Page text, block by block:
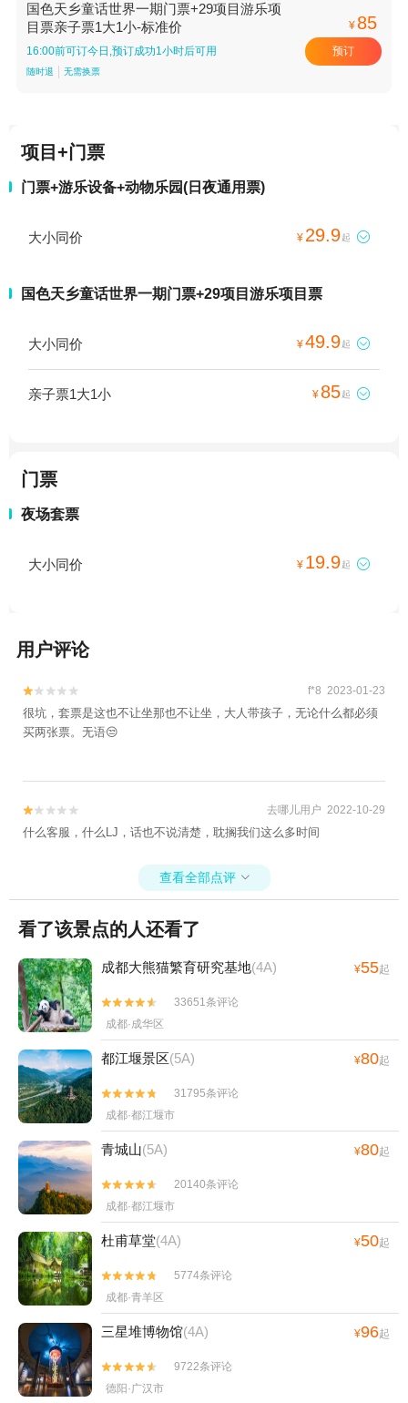
国色天乡童话世界一期门票+29项目游乐项
目票亲子票1大1小-标准价
16:00前可订今日,预订成功1小时后可用
随时退 无需换票
¥ 85
预订
项目+门票
门票+游乐设备+动物乐园(日夜通用票)
大小同价 ¥ 29.9起 
国色天乡童话世界一期门票+29项目游乐项目票
大小同价 ¥49.9起 
亲子票1大1小 ¥ 85起 
门票
夜场套票
大小同价 ¥ 19.9起 
用户评论

 f*8 2023-01-23
很坑，套票是这也不让坐那也不让坐，大人带孩子，无论什么都必须
买两张票。无语😒

 去哪儿用户 2022-10-29
什么客服，什么LJ，话也不说清楚，耽搁我们这么多时间
查看全部点评 
看了该景点的人还看了
成都大熊猫繁育研究基地(4A) ¥55起


33651条评论
成都·成华区
都江堰景区(5A) ¥80起


31795条评论
成都·都江堰市
青城山(5A) ¥80起


20140条评论
成都·都江堰市
杜甫草堂(4A) ¥50起


5774条评论
成都·青羊区
三星堆博物馆(4A) ¥96起


9722条评论
德阳·广汉市